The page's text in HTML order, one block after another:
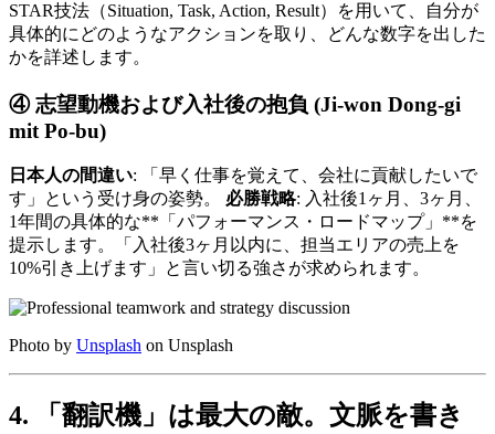
STAR技法（Situation, Task, Action, Result）を用いて、自分が
具体的にどのようなアクションを取り、どんな数字を出した
かを詳述します。
④ 志望動機および入社後の抱負 (Ji-won Dong-gi
mit Po-bu)
日本人の間違い: 「早く仕事を覚えて、会社に貢献したいで
す」という受け身の姿勢。 必勝戦略: 入社後1ヶ月、3ヶ月、
1年間の具体的な**「パフォーマンス・ロードマップ」**を
提示します。「入社後3ヶ月以内に、担当エリアの売上を
10%引き上げます」と言い切る強さが求められます。
Photo by Unsplash on Unsplash
4. 「翻訳機」は最大の敵。文脈を書き